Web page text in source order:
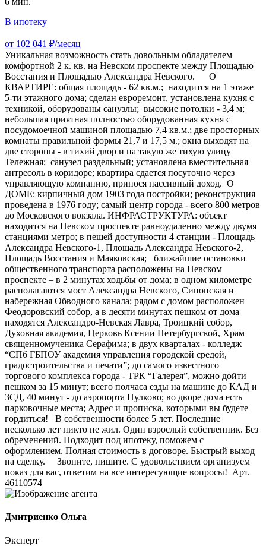
В ипотеку
от 102 041 ₽/месяц
Уникальная возможность стать довольным обладателем
комфортной 2 к. кв. на Невском проспекте между Площадью
Восстания и Площадью Александра Невского. О
КВАРТИРЕ: общая площадь - 62 кв.м.; находится на 1 этаже
5-ти этажного дома; сделан евроремонт, установлена кухня с
техникой, оборудованы санузлы; высокие потолки - 3,4 м;
небольшая приятная полностью оборудованная кухня с
посудомоечной машиной площадью 7,4 кв.м.; две просторных
комнаты правильной формы 21,7 и 17,5 м.; окна выходят на
две стороны - в тихий двор и на такую же тихую улицу
Тележная; санузел раздельный; установлена вместительная
антресоль в коридоре; квартира сдается посуточно через
управляющую компанию, принося пассивный доход. О
ДОМЕ: кирпичный дом 1903 года постройки; реконструкция
проведена в 1976 году; самый центр города - всего 800 метров
до Московского вокзала. ИНФРАСТРУКТУРА: объект
находится на Невском проспекте равноудаленно между двумя
станциями метро; в пешей доступности 4 станции - Площадь
Александра Невского-1, Площадь Александра Невского-2,
Площадь Восстания и Маяковская; ближайшие остановки
общественного транспорта расположены на Невском
проспекте – в 2 минутах ходьбы от дома; в одном километре
располагаются мост Александра Невского, Синопская и
набережная Обводного канала; рядом с домом расположен
Феодоровский собор, а в десяти минутах пешком от дома
находятся Александро-Невская Лавра, Троицкий собор,
Духовная академия, Церковь Ксении Петербургской, Храм
священномученика Серафима; в двух кварталах - колледж
“СПб ГБПОУ академия управления городской средой,
градостроительства и печати”; до самого известного
торгового комплекса города - ТРК “Галерея”, можно дойти
пешком за 15 минут; всего полчаса езды на машине до КАД и
ЗСД, 40 минут - до аэропорта Пулково; во дворе дома есть
парковочные места; Адрес и прописка, которыми вы будете
гордиться! В собственности более 5 лет. Последние
несколько лет никто не жил. Один взрослый собственник. Без
обременений. Подходит под ипотеку, поможем с
оформлением. Полная стоимость в договоре. Быстрый выход
на сделку. Звоните, пишите. С удовольствием организуем
показ для вас, ответим на все интересующие вопросы! Арт.
46110574
Дмитриенко Ольга
Эксперт